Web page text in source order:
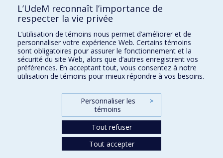
Wahlgrenska de la Fondation Wahlgren et, en 2011, un prix de
l’Association internationale de communication pour sa
direction d’un projet en ligne impliquant des enfants
européens.
Retour à la liste complète des
portraits
L’UdeM reconnaît l’importance de
respecter la vie privée
L’utilisation de témoins nous permet d’améliorer et de
personnaliser votre expérience Web. Certains témoins
sont obligatoires pour assurer le fonctionnement et la
sécurité du site Web, alors que d’autres enregistrent vos
préférences. En acceptant tout, vous consentez à notre
utilisation de témoins pour mieux répondre à vos besoins.
Personnaliser les
témoins
>
Tout refuser
Tout accepter